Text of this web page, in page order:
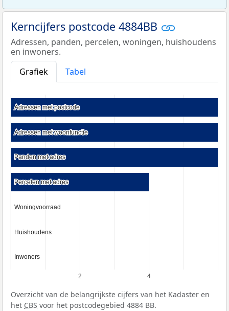
Kerncijfers postcode 4884BB
Adressen, panden, percelen, woningen, huishoudens
en inwoners.
Grafiek
Tabel
2 4
Adressen met postcode
Adressen met postcode
Adressen met woonfunctie
Adressen met woonfunctie
Panden met adres
Panden met adres
Percelen met adres
Percelen met adres
Woningvoorraad
Woningvoorraad
Huishoudens
Huishoudens
Inwoners
Inwoners
Overzicht van de belangrijkste cijfers van het Kadaster en
het CBS voor het postcodegebied 4884 BB.